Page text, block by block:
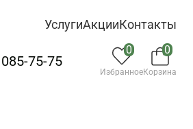
УслугиАкцииКонтакты
75-75
0
Избранное
0
Корзина